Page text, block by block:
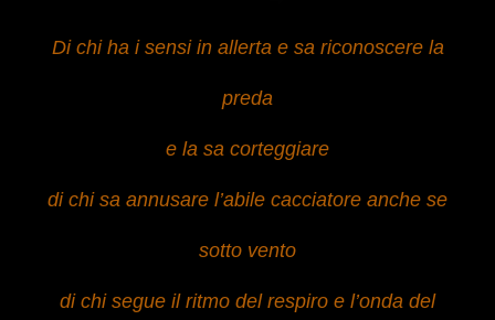
Di chi ha i sensi in allerta e sa riconoscere la
preda
e la sa corteggiare
di chi sa annusare l’abile cacciatore anche se
sotto vento
di chi segue il ritmo del respiro e l’onda del